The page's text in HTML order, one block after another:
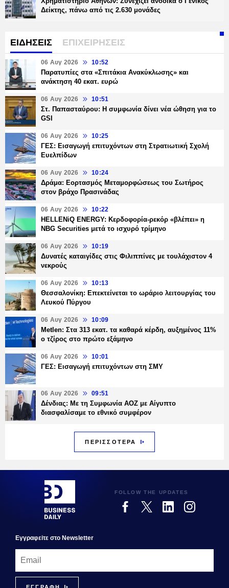
Δείκτης, πάνω από τις 2.630 μονάδες
ΕΙΔΗΣΕΙΣ ΕΠΙΧΕΙΡΗΣΕΙΣ
06 Αυγ 2026 10:52
Παρατυπίες στα «Σπιτάκια Ανακύκλωσης» και
ανάκτηση 40 εκατ. ευρώ
06 Αυγ 2026 10:51
Στ. Παπασταύρου: Η συμφωνία δίνει νέα ώθηση για το
GSI
06 Αυγ 2026 10:25
ΓΕΣ: Εισαγωγή επιτυχόντων στη Στρατιωτική Σχολή
Ευελπίδων
06 Αυγ 2026 10:24
Δράμα: Εορτασμός Μεταμορφώσεως του Σωτήρος
στον βράχο Πρασινάδας
06 Αυγ 2026 10:22
HELLENiQ ENERGY: Κερδοφορία-ρεκόρ «βλέπει» η
NBG Securities μετά το ισχυρό τρίμηνο
06 Αυγ 2026 10:19
Δυνατές καταιγίδες στις Φιλιππίνες με τουλάχιστον 4
νεκρούς
06 Αυγ 2026 10:13
Θεσσαλονίκη: Επεκτείνεται το ωράριο λειτουργίας του
Λευκού Πύργου
06 Αυγ 2026 10:09
Metlen: Στα 313 εκατ. τα καθαρά κέρδη, αυξημένος 11%
ο τζίρος στο πρώτο εξάμηνο
06 Αυγ 2026 10:01
ΓΕΣ: Εισαγωγή επιτυχόντων στη ΣΜΥ
06 Αυγ 2026 09:51
Δένδιας: Με τη Συμφωνία ΑΟΖ με Αίγυπτο
διασφαλίσαμε το εθνικό συμφέρον
ΠΕΡΙΣΣΟΤΕΡΑ
FOLLOW THE UPDATES
Εγγραφεiτε στο Newsletter